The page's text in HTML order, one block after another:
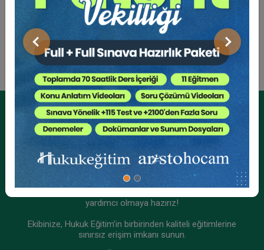
Önceki Sonraki
Limited Şirketler - IV. Ticaret Hukuku Kongresi -
X. Oturum
360 TL Sepete Ekle
Tüketici Hukuku Enstitüsü
Sosyal Medya
Kurumsal Üyelikler İçin
Kurumsal Teklif Alın
yardımcı olmaya hazırız!
Ekibinize, Hukuk Eğitim’in birbirinden kaliteli eğitimlerine
sınırsız erişim imkanı sunun.